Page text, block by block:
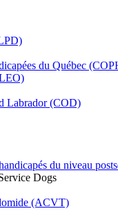
du Québec
Labrador (COD)
du niveau
Dogs
(ACVT)